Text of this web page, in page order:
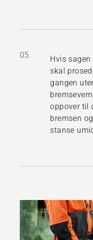
05.
Hvis
skal
gangen
oppover til
bremsen
stanse